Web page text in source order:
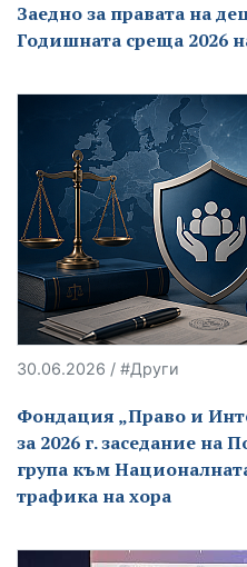
Заедно за правата на
Годишната среща 2026
30.06.2026 / #Други
Фондация „Право и
за 2026 г. заседание на
група към
трафика на хора